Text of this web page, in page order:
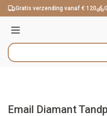
Ga naar de inhoud
Gratis verzending vanaf € 120
Menu
Product, merk, categorie...
Email Diamant